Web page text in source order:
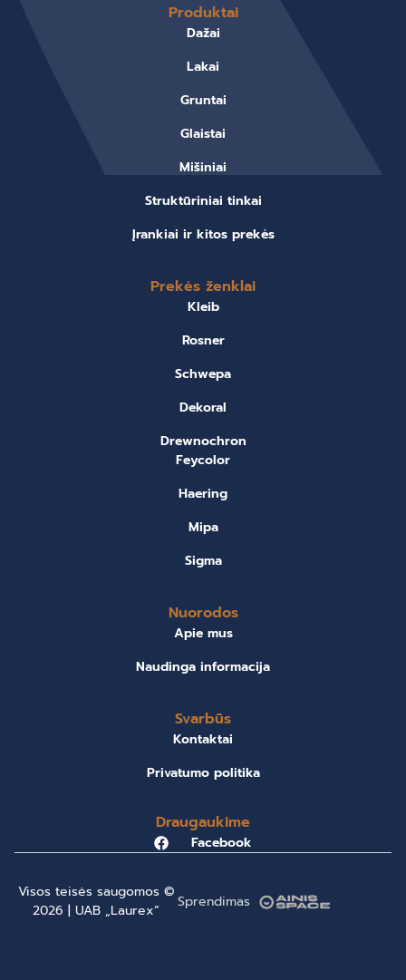
Produktai
Dažai
Lakai
Gruntai
Glaistai
Mišiniai
Struktūriniai tinkai
Įrankiai ir kitos prekės
Prekės ženklai
Kleib
Rosner
Schwepa
Dekoral
Drewnochron
Feycolor
Haering
Mipa
Sigma
Nuorodos
Apie mus
Naudinga informacija
Svarbūs
Kontaktai
Privatumo politika
Draugaukime
Facebook
Visos teisės saugomos ©
2026 | UAB „Laurex”
Sprendimas